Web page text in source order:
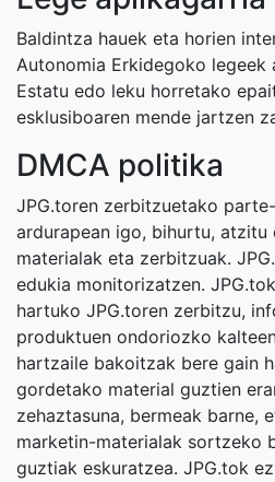
Baldintza hauek eta horien
Autonomia Erkidegoko legeek
Estatu edo leku horretako
esklusiboaren mende jartzen
DMCA politika
JPG.toren zerbitzuetako
ardurapean igo, bihurtu,
materialak eta zerbitzuak.
edukia monitorizatzen.
hartuko JPG.toren zerbitzu,
produktuen ondoriozko
hartzaile bakoitzak bere gain
gordetako material guztien
zehaztasuna, bermeak barne,
marketin-materialak sortzeko
guztiak eskuratzea. JPG.tok